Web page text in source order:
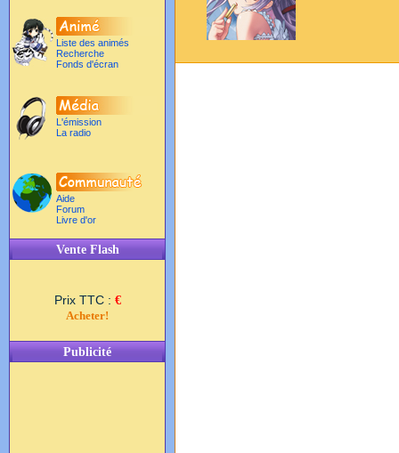
Liste des animés
Recherche
Fonds d'écran
L'émission
La radio
Aide
Forum
Livre d'or
Vente Flash
Prix TTC : €
Acheter!
Publicité